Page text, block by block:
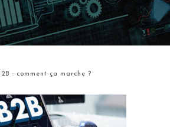
: comment ça marche ?